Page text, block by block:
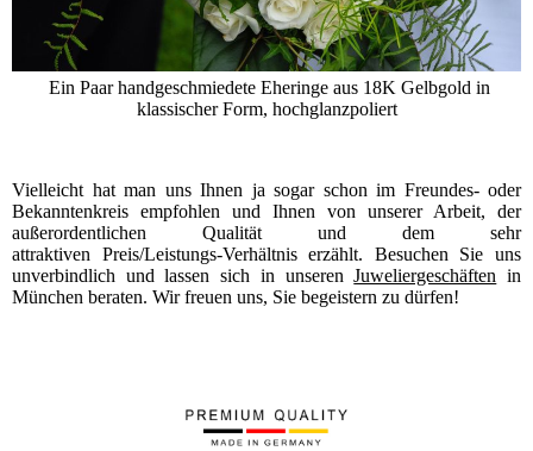
Ein Paar handgeschmiedete Eheringe aus 18K Gelbgold in
klassischer Form, hochglanzpoliert
Vielleicht hat man uns Ihnen ja sogar schon im Freundes- oder
Bekanntenkreis empfohlen und Ihnen von unserer Arbeit, der
außerordentlichen Qualität und dem sehr
attraktiven Preis/Leistungs-Verhältnis erzählt. Besuchen Sie uns
unverbindlich und lassen sich in unserenJuweliergeschäften in
München beraten. Wir freuen uns, Sie begeistern zu dürfen!